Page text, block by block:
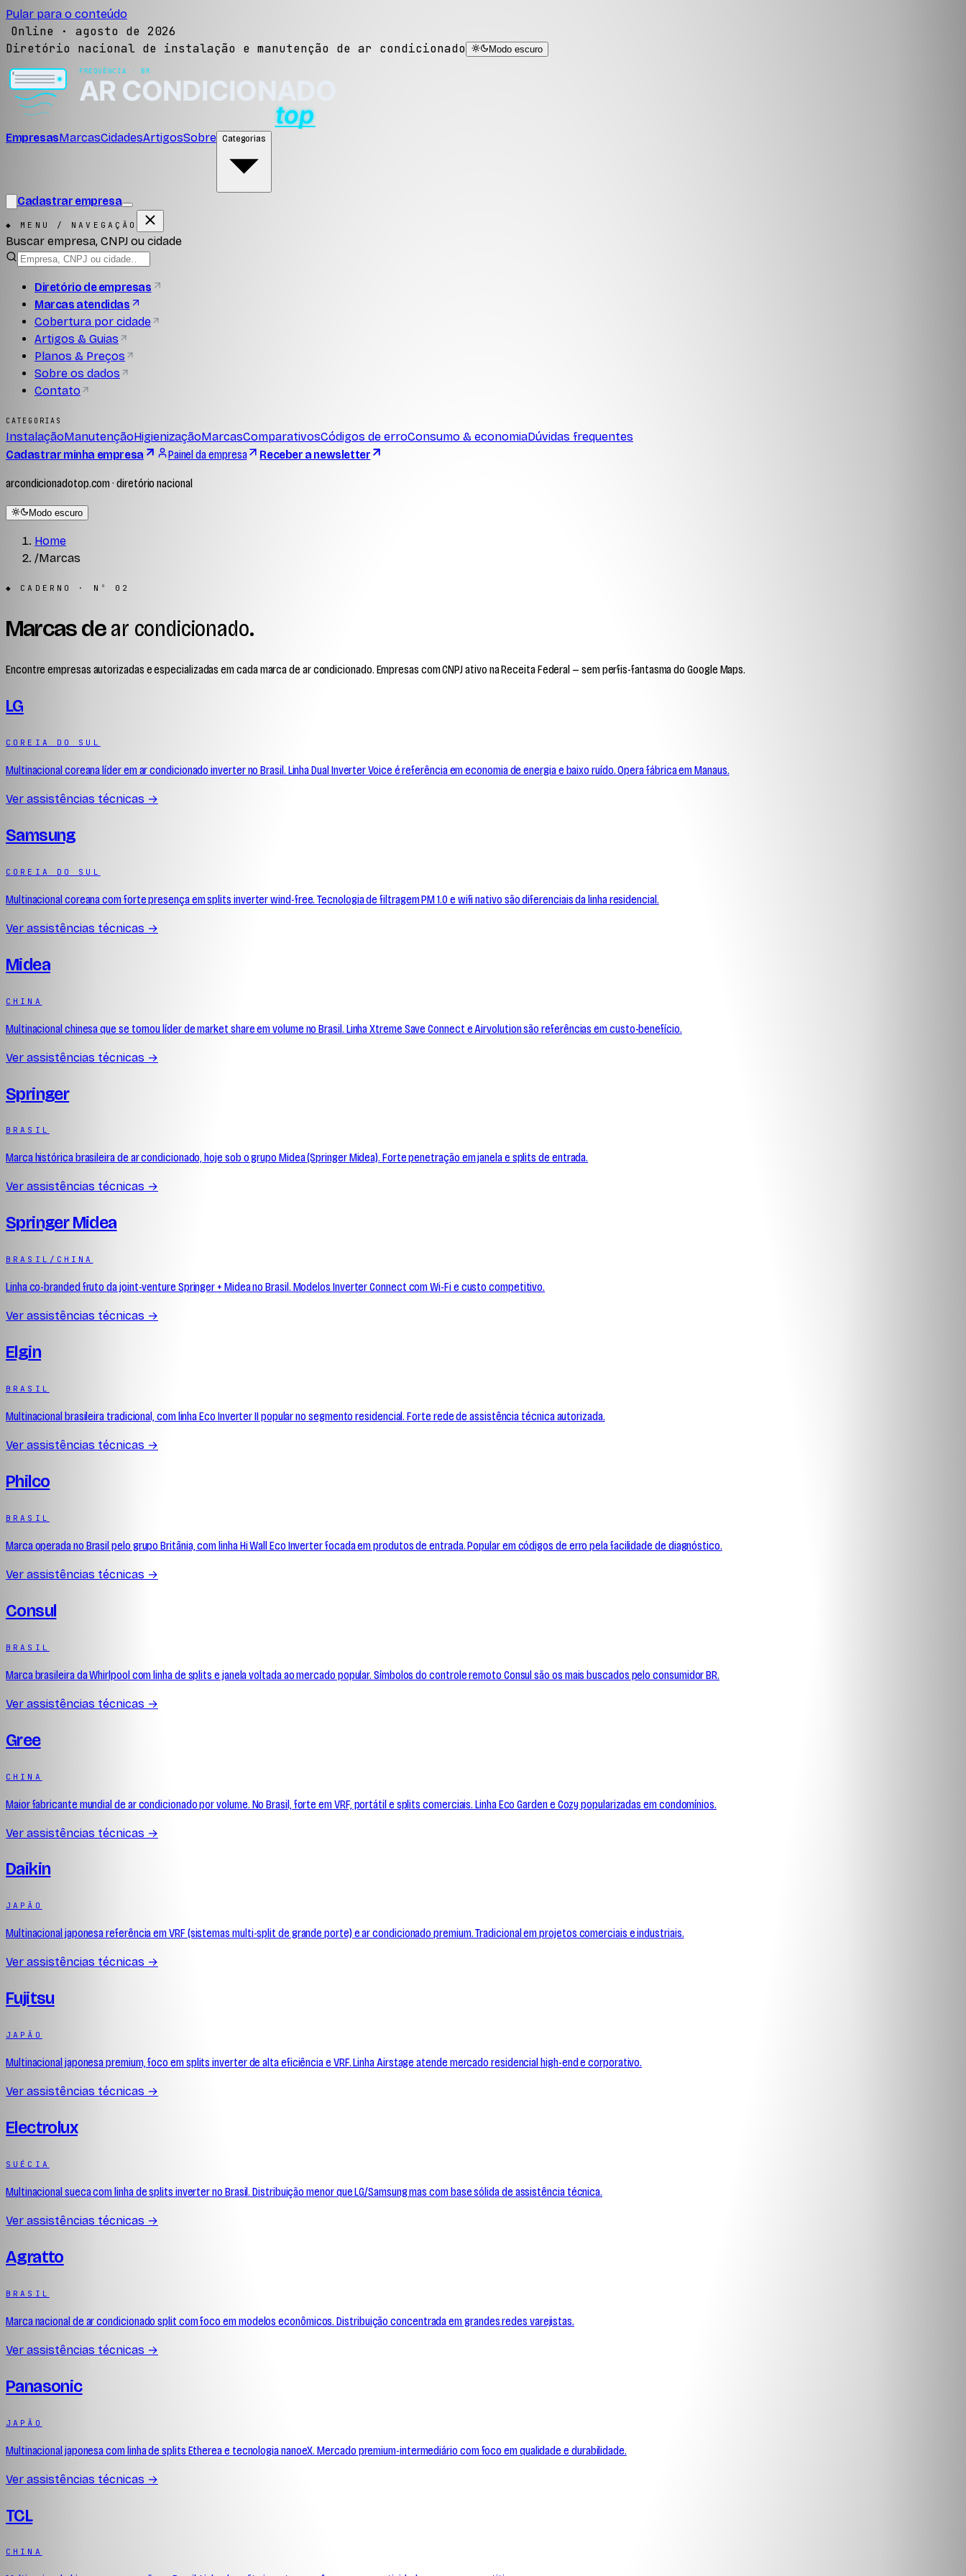
Pular para o conteúdo
Online · agosto de 2026
Diretório nacional de instalação e manutenção de ar condicionado
Modo escuro
EmpresasMarcasCidadesArtigosSobre Categorias
Cadastrar empresa
◆ MENU / NAVEGAÇÃO
Buscar empresa, CNPJ ou cidade
Diretório de empresas
Marcas atendidas
Cobertura por cidade
Artigos & Guias
Planos & Preços
Sobre os dados
Contato
CATEGORIAS
InstalaçãoManutençãoHigienizaçãoMarcasComparativosCódigos de erroConsumo & economiaDúvidas frequentes
Cadastrar minha empresa
Painel da empresa Receber a newsletter
arcondicionadotop.com · diretório nacional
Modo escuro
Home
/Marcas
◆ CADERNO · Nº 02
Marcas dear condicionado.
Encontre empresas autorizadas e especializadas em cada marca de ar condicionado. Empresas com CNPJ ativo na Receita Federal — sem perfis-fantasma do Google Maps.
LG
COREIA DO SUL
Multinacional coreana líder em ar condicionado inverter no Brasil. Linha Dual Inverter Voice é referência em economia de energia e baixo ruído. Opera fábrica em Manaus.
Ver assistências técnicas →
Samsung
COREIA DO SUL
Multinacional coreana com forte presença em splits inverter wind-free. Tecnologia de filtragem PM 1.0 e wifi nativo são diferenciais da linha residencial.
Ver assistências técnicas →
Midea
CHINA
Multinacional chinesa que se tornou líder de market share em volume no Brasil. Linha Xtreme Save Connect e Airvolution são referências em custo-benefício.
Ver assistências técnicas →
Springer
BRASIL
Marca histórica brasileira de ar condicionado, hoje sob o grupo Midea (Springer Midea). Forte penetração em janela e splits de entrada.
Ver assistências técnicas →
Springer Midea
BRASIL/CHINA
Linha co-branded fruto da joint-venture Springer + Midea no Brasil. Modelos Inverter Connect com Wi-Fi e custo competitivo.
Ver assistências técnicas →
Elgin
BRASIL
Multinacional brasileira tradicional, com linha Eco Inverter II popular no segmento residencial. Forte rede de assistência técnica autorizada.
Ver assistências técnicas →
Philco
BRASIL
Marca operada no Brasil pelo grupo Britânia, com linha Hi Wall Eco Inverter focada em produtos de entrada. Popular em códigos de erro pela facilidade de diagnóstico.
Ver assistências técnicas →
Consul
BRASIL
Marca brasileira da Whirlpool com linha de splits e janela voltada ao mercado popular. Símbolos do controle remoto Consul são os mais buscados pelo consumidor BR.
Ver assistências técnicas →
Gree
CHINA
Maior fabricante mundial de ar condicionado por volume. No Brasil, forte em VRF, portátil e splits comerciais. Linha Eco Garden e Cozy popularizadas em condomínios.
Ver assistências técnicas →
Daikin
JAPÃO
Multinacional japonesa referência em VRF (sistemas multi-split de grande porte) e ar condicionado premium. Tradicional em projetos comerciais e industriais.
Ver assistências técnicas →
Fujitsu
JAPÃO
Multinacional japonesa premium, foco em splits inverter de alta eficiência e VRF. Linha Airstage atende mercado residencial high-end e corporativo.
Ver assistências técnicas →
Electrolux
SUÉCIA
Multinacional sueca com linha de splits inverter no Brasil. Distribuição menor que LG/Samsung mas com base sólida de assistência técnica.
Ver assistências técnicas →
Agratto
BRASIL
Marca nacional de ar condicionado split com foco em modelos econômicos. Distribuição concentrada em grandes redes varejistas.
Ver assistências técnicas →
Panasonic
JAPÃO
Multinacional japonesa com linha de splits Etherea e tecnologia nanoeX. Mercado premium-intermediário com foco em qualidade e durabilidade.
Ver assistências técnicas →
TCL
CHINA